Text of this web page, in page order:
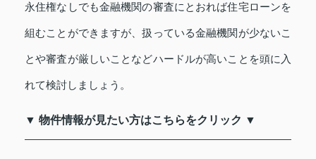
永住権なしでも金融機関の審査にとおれば住宅ローンを
組むことができますが、扱っている金融機関が少ないこ
とや審査が厳しいことなどハードルが高いことを頭に入
れて検討しましょう。
▼ 物件情報が見たい方はこちらをクリック ▼